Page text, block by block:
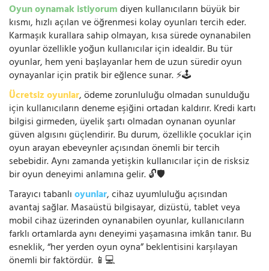
Oyun oynamak istiyorumdiyen kullanıcıların büyük bir
kısmı, hızlı açılan ve öğrenmesi kolay oyunları tercih eder.
Karmaşık kurallara sahip olmayan, kısa sürede oynanabilen
oyunlar özellikle yoğun kullanıcılar için idealdir. Bu tür
oyunlar, hem yeni başlayanlar hem de uzun süredir oyun
oynayanlar için pratik bir eğlence sunar. ⚡🕹️
Ücretsiz oyunlar, ödeme zorunluluğu olmadan sunulduğu
için kullanıcıların deneme eşiğini ortadan kaldırır. Kredi kartı
bilgisi girmeden, üyelik şartı olmadan oynanan oyunlar
güven algısını güçlendirir. Bu durum, özellikle çocuklar için
oyun arayan ebeveynler açısından önemli bir tercih
sebebidir. Aynı zamanda yetişkin kullanıcılar için de risksiz
bir oyun deneyimi anlamına gelir. 🔓🛡️
Tarayıcı tabanlıoyunlar, cihaz uyumluluğu açısından
avantaj sağlar. Masaüstü bilgisayar, dizüstü, tablet veya
mobil cihaz üzerinden oynanabilen oyunlar, kullanıcıların
farklı ortamlarda aynı deneyimi yaşamasına imkân tanır. Bu
esneklik, “her yerden oyun oyna” beklentisini karşılayan
önemli bir faktördür. 📱💻